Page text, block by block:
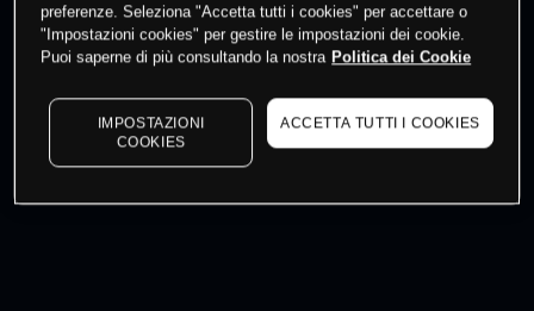
I prezzi sono solo indicativi. Accediper vedere gli ultimi
dati di mercato
to see latest market data
preferenze. Seleziona "Accetta tutti i cookies" per accettare o
"Impostazioni cookies" per gestire le impostazioni dei cookie.
Puoi saperne di più consultando la nostra Politica dei Cookie
IMPOSTAZIONI
COOKIES
ACCETTA TUTTI I COOKIES